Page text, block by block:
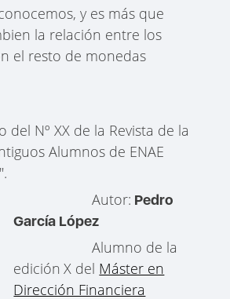
y es más que
la relación entre los
el resto de monedas
Nº XX de la Revista de la
Alumnos de ENAE
Autor: Pedro
García López
Alumno de la
edición X del Máster en
Dirección Financiera